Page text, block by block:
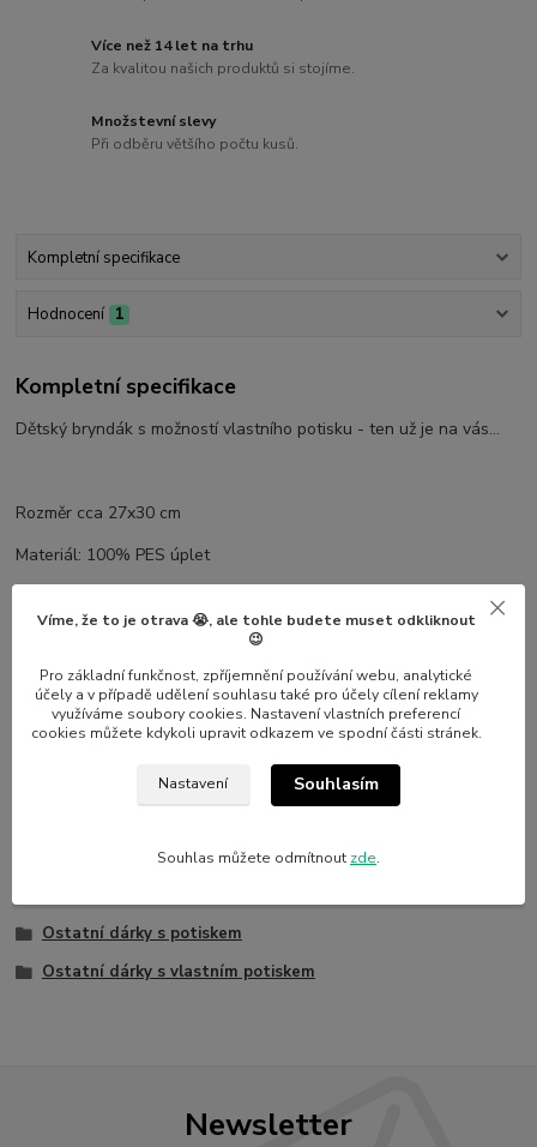
Více než 14 let na trhu
Za kvalitou našich produktů si stojíme.
Množstevní slevy
Při odběru většího počtu kusů.
Kompletní specifikace
Hodnocení 1
Kompletní specifikace
Dětský bryndák s možností vlastního potisku - ten už je na vás...
Rozměr cca 27x30 cm
Materiál: 100% PES úplet
Postup objednávky vlastního potisku:
1) Vložíte do košíku
2) V souhrnu zboží v procesu objednávky přiložíte k předmětu
Zboží zařazeno v kategoriích
Ostatní dárky s potiskem
Ostatní dárky s vlastním potiskem
Newsletter
Víme, že to je otrava 😭, ale tohle budete muset odkliknout
😉
Pro základní funkčnost, zpříjemnění používání webu, analytické
účely a v případě udělení souhlasu také pro účely cílení reklamy
využíváme soubory cookies. Nastavení vlastních preferencí
cookies můžete kdykoli upravit odkazem ve spodní části stránek.
Nastavení Souhlasím
Souhlas můžete odmítnout zde.